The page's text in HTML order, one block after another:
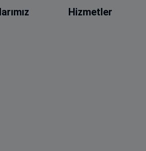
Hizmetler